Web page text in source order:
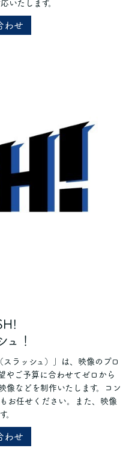
いたします。
わせ
ュ！
ラッシュ）」は、映像のプロ
やご予算に合わせてゼロから
像などを制作いたします。コン
お任せください。また、映像
。
わせ